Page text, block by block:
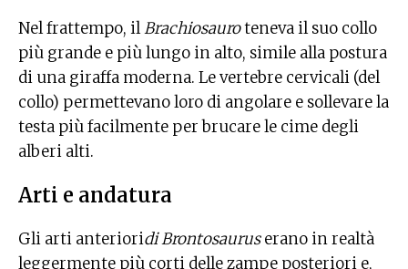
Nel frattempo, ilBrachiosauroteneva il suo collo
più grande e più lungo in alto, simile alla postura
di una giraffa moderna. Le vertebre cervicali (del
collo) permettevano loro di angolare e sollevare la
testa più facilmente per brucare le cime degli
alberi alti.
Arti e andatura
Gli arti anterioridi Brontosauruserano in realtà
leggermente più corti delle zampe posteriori e,